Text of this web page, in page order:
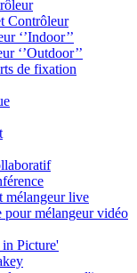
Contrôleur
‘’Indoor’’
‘’Outdoor’’
de fixation
mélangeur live
pour mélangeur vidéo
in Picture'